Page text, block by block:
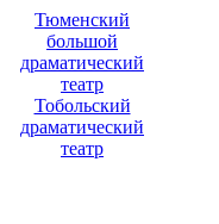
Тюменский
большой
драматический
театр
Тобольский
драматический
театр